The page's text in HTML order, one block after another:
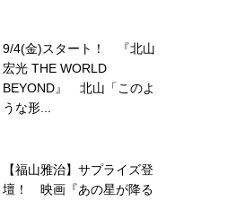
9/4(金)スタート！ 『北山
宏光 THE WORLD
BEYOND』 北山「このよ
うな形...
【福山雅治】サプライズ登
壇！ 映画『あの星が降る